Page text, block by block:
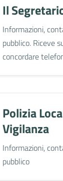
Il
Informazioni,
pubblico. Riceve
concordare
Polizia
Vigilanza
Informazioni,
pubblico